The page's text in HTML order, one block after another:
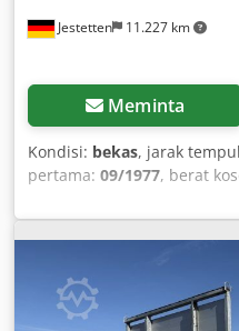
Jestetten 11.227 km
Meminta
Kondisi: bekas, jarak
pertama: 09/1977, berat
konfigurasi gandar:4x2,
jenis bahan bakar:diesel,
ukuran ban depan:
6.50 R
duduk:2, kabin pengemudi: